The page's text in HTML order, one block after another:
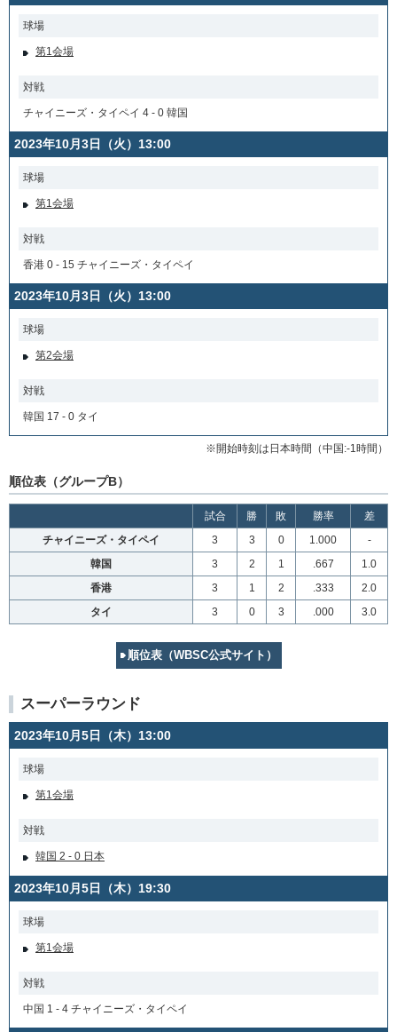
球場
第1会場
対戦
チャイニーズ・タイペイ 4 - 0 韓国
2023年10月3日（火）13:00
球場
第1会場
対戦
香港 0 - 15 チャイニーズ・タイペイ
2023年10月3日（火）13:00
球場
第2会場
対戦
韓国 17 - 0 タイ
※開始時刻は日本時間（中国:-1時間）
順位表（グループB）
試合 勝 敗 勝率
差
チャイニーズ・タイペイ
3 3 0 1.000
-
韓国
3 2 1 .667
1.0
香港
3 1 2 .333
2.0
タイ
3 0 3 .000 3.0
順位表（WBSC公式サイト）
スーパーラウンド
2023年10月5日（木）13:00
球場
第1会場
対戦
韓国 2 - 0 日本
2023年10月5日（木）19:30
球場
第1会場
対戦
中国 1 - 4 チャイニーズ・タイペイ